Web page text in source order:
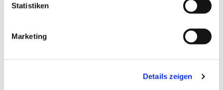
Statistiken
Marketing
Details zeigen